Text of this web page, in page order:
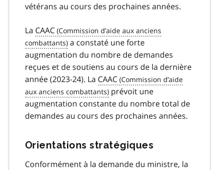
vétérans au cours des prochaines années.
La CAAC
a constaté une forte
augmentation du nombre de demandes
reçues et de soutiens au cours de la dernière
année (2023-24). La CAAC
prévoit une
augmentation constante du nombre total de
demandes au cours des prochaines années.
Orientations stratégiques
Conformément à la demande du ministre, la